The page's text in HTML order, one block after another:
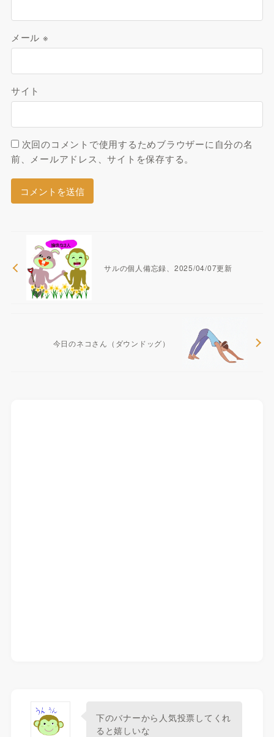
メール ※
サイト
次回のコメントで使用するためブラウザーに自分の名
前、メールアドレス、サイトを保存する。
サルの個人備忘録、2025/04/07更新
今日のネコさん（ダウンドッグ）
下のバナーから人気投票してくれ
ると嬉しいな